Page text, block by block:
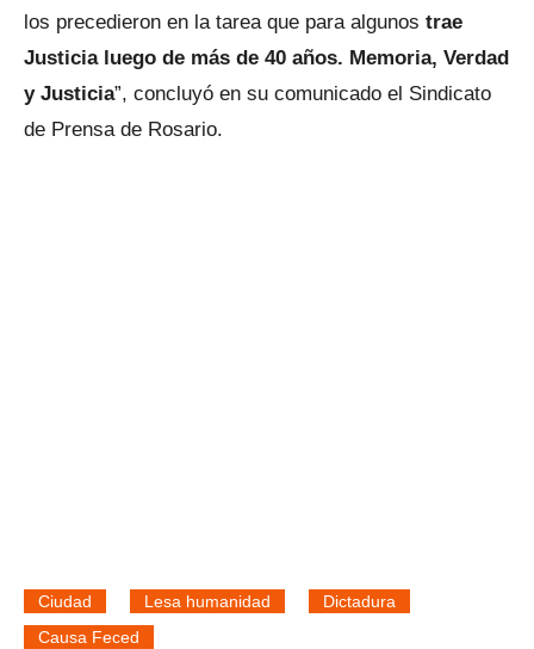
los precedieron en la tarea que para algunos trae
Justicia luego de más de 40 años. Memoria, Verdad
y Justicia”, concluyó en su comunicado el Sindicato
de Prensa de Rosario.
Ciudad Lesa humanidad
Dictadura
Causa Feced